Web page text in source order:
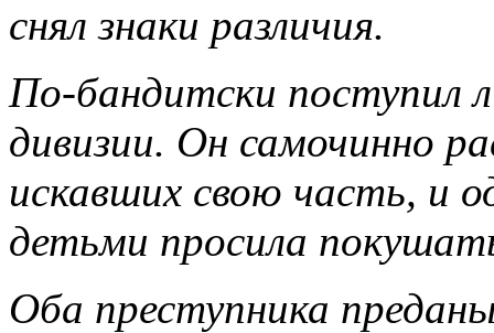
снял знаки различия.
По-бандитски поступил
дивизии. Он самочинно
искавших свою часть, и
детьми просила
Оба преступника